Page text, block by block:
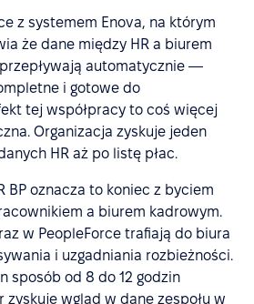
z systemem Enova, na którym
że dane między HR a biurem
automatycznie —
i gotowe do
tej współpracy to coś więcej
Organizacja zyskuje jeden
HR aż po listę płac.
BP oznacza to koniec z byciem
a biurem kadrowym.
w PeopleForce trafiają do biura
i uzgadniania rozbieżności.
sposób od 8 do 12 godzin
zyskuje wgląd w dane zespołu w